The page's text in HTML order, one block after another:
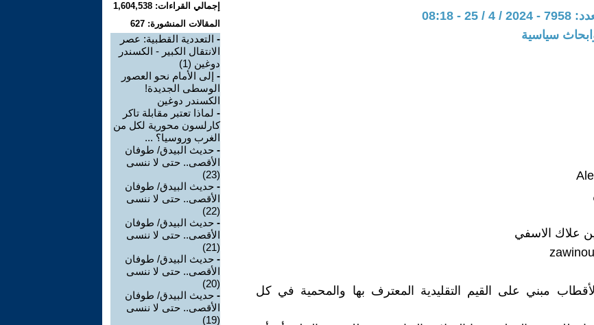
- 08:18
سياسية
علاك الاسفي
الأقطاب مبني على القيم التقليدية المعترف بها والمحمية في كل
إجمالي القراءات: 1,604,538
المقالات المنشورة: 627
- التعددية القطبية: عصر
الانتقال الكبير - الكسندر
دوغين (1)
- إلى الأمام نحو العصور
الوسطى الجديدة!
الكسندر دوغين
- لماذا تعتبر مقابلة تاكر
كارلسون محورية لكل من
الغرب وروسيا؟ ...
- حديث البيدق/ طوفان
الأقصى.. حتى لا ننسى
(23)
- حديث البيدق/ طوفان
الأقصى.. حتى لا ننسى
(22)
- حديث البيدق/ طوفان
الأقصى.. حتى لا ننسى
(21)
- حديث البيدق/ طوفان
الأقصى.. حتى لا ننسى
(20)
- حديث البيدق/ طوفان
الأقصى.. حتى لا ننسى
(19)